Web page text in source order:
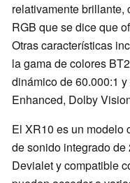
relativamente brillante,
RGB que se dice que
Otras características
la gama de colores
dinámico de 60.000:1
Enhanced, Dolby
El XR10 es un modelo
de sonido integrado
Devialet y compatible